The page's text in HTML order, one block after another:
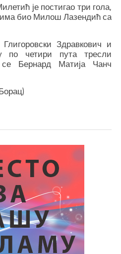
је постигао три гола,
био Милош Лазендић са
Здравкович и
по четири пута тресли
Бернард Матија Чанч